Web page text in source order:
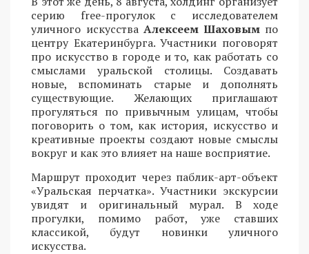
серию free-прогулок с исследователем
уличного искусства Алексеем Шаховым по
центру Екатеринбурга. Участники поговорят
про искусство в городе и то, как работать со
смыслами уральской столицы. Создавать
новые, вспоминать старые и дополнять
существующие. Желающих приглашают
прогуляться по привычным улицам, чтобы
поговорить о том, как история, искусство и
креативные проекты создают новые смыслы
вокруг и как это влияет на наше восприятие.
Маршрут проходит через паблик-арт-объект
«Уральская перчатка». Участники экскурсии
увидят и оригинальный мурал. В ходе
прогулки, помимо работ, уже ставших
классикой, будут новинки уличного
искусства.